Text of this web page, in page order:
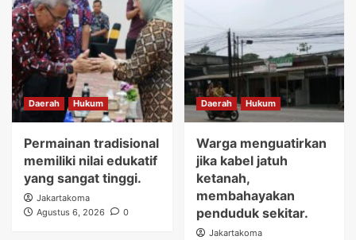
Daerah Hukum
Permainan tradisional
memiliki nilai edukatif
yang sangat tinggi.
Jakartakoma
Agustus 6, 2026
0
Daerah Hukum
Warga menguatirkan
jika kabel jatuh
ketanah,
membahayakan
penduduk sekitar.
Jakartakoma